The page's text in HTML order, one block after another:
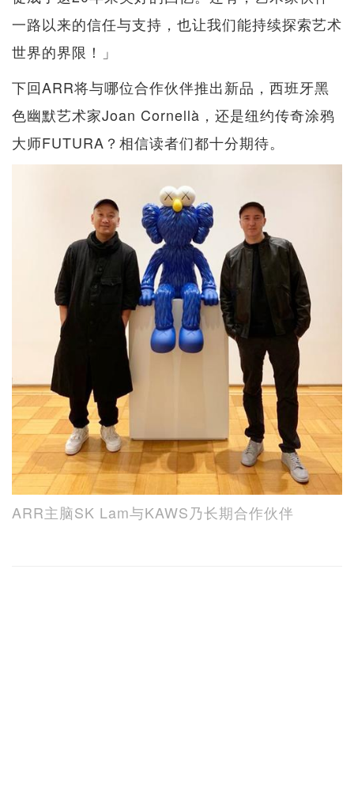
一路以来的信任与支持，也让我们能持续探索艺术
世界的界限！」
下回ARR将与哪位合作伙伴推出新品，西班牙黑
色幽默艺术家Joan Cornellà，还是纽约传奇涂鸦
大师FUTURA？相信读者们都十分期待。
ARR主脑SK Lam与KAWS乃长期合作伙伴